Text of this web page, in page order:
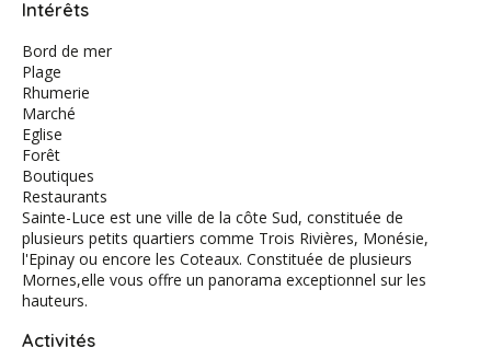
Intérêts
Bord de mer
Plage
Rhumerie
Marché
Eglise
Forêt
Boutiques
Restaurants
Sainte-Luce est une ville de la côte Sud, constituée de
plusieurs petits quartiers comme Trois Rivières, Monésie,
l'Epinay ou encore les Coteaux. Constituée de plusieurs
Mornes,elle vous offre un panorama exceptionnel sur les
hauteurs.
Activités